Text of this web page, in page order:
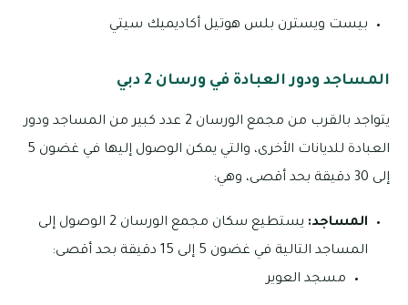
بيست ويسترن بلس هوتيل أكاديميك سيتي
المساجد ودور العبادة في ورسان 2 دبي
يتواجد بالقرب من مجمع الورسان 2 عدد كبير من المساجد ودور
العبادة للديانات الأخرى، والتي يمكن الوصول إليها في غضون 5
إلى 30 دقيقة بحد أقصى، وهي:
المساجد:
يستطيع سكان مجمع الورسان 2 الوصول إلى
المساجد التالية في غضون 5 إلى 15 دقيقة بحد أقصى:
مسجد العوير